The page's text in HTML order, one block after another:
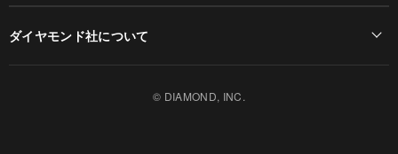
ダイヤモンド社について
© DIAMOND, INC.